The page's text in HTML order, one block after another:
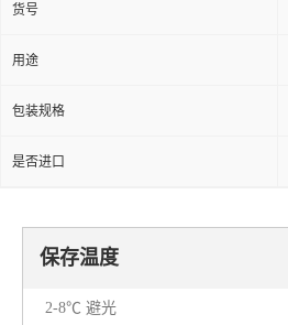
货号
用途
包装规格
是否进口
保存温度
2-8℃ 避光